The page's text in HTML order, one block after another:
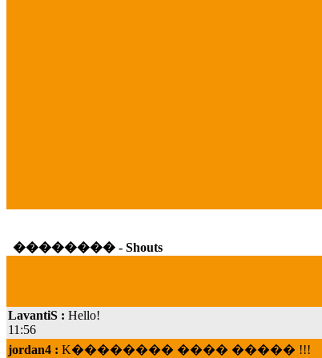
�������� - Shouts
11:56
jordan4 :K�������� ���� ����� !!!
19:45